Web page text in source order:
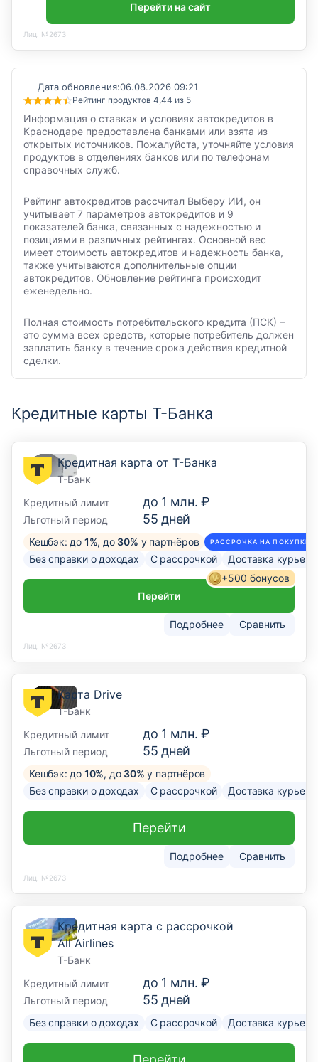
Перейти на сайт
Лиц. №2673
Дата обновления:06.08.2026 09:21
Рейтинг продуктов 4,44 из 5
Информация о ставках и условиях автокредитов в
Краснодаре предоставлена банками или взята из
открытых источников. Пожалуйста, уточняйте условия
продуктов в отделениях банков или по телефонам
справочных служб.
Рейтинг автокредитов рассчитал Выберу ИИ, он
учитывает 7 параметров автокредитов и 9
показателей банка, связанных с надежностью и
позициями в различных рейтингах. Основной вес
имеет стоимость автокредитов и надежность банка,
также учитываются дополнительные опции
автокредитов. Обновление рейтинга происходит
еженедельно.
Полная стоимость потребительского кредита (ПСК) –
это сумма всех средств, которые потребитель должен
заплатить банку в течение срока действия кредитной
сделки.
Кредитные карты Т-Банка
Кредитная карта от Т-Банка
Т-Банк
Кредитный лимит
до 1 млн. ₽
Льготный период 55 дней
Кешбэк: до 1%, до 30% у партнёров РАССРОЧКА НА ПОКУПКИ
Без справки о доходах С рассрочкой Доставка
Подробнее Сравнить
+500 бонусов
Перейти
Лиц. №2673
Карта Drive
Т-Банк
Кредитный лимит
до 1 млн. ₽
Льготный период 55 дней
Кешбэк: до 10%, до 30% у партнёров
Без справки о доходах
С рассрочкой Доставка
Подробнее Сравнить
Перейти
Лиц. №2673
Кредитная карта с рассрочкой
All Airlines
Т-Банк
Кредитный лимит
до 1 млн. ₽
Льготный период 55 дней
Без справки о доходах С рассрочкой Доставка